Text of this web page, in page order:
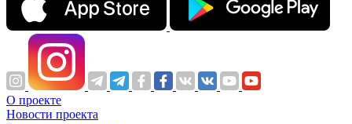
О проекте
Новости проекта